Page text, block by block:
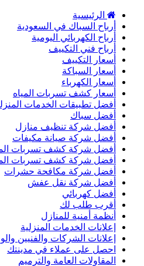
الرئيسية
أرباح السباك في السعودية
أرباح الكهربائي اليومية
أرباح فني التكييف
أسعار التكييف
أسعار السباكة
أسعار الكهرباء
أسعار كشف تسربات المياه
أفضل تطبيقات الخدمات
أفضل سباك
أفضل شركة تنظيف منازل
أفضل شركة صيانة مكيفات
أفضل شركة كشف تسربات
أفضل شركة كشف تسربات
أفضل شركة مكافحة حشرات
أفضل شركة نقل عفش
أفضل كهربائي
أقرب طلب لك
أنظمة أمنية للمنازل
إعلانات الخدمات المنزلية
إعلانات الشركات والفنيين
احصل على عملاء في مدينتك
المقاولات العامة والترميم